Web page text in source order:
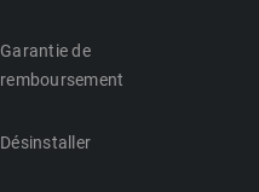
Garantie de
remboursement
Désinstaller